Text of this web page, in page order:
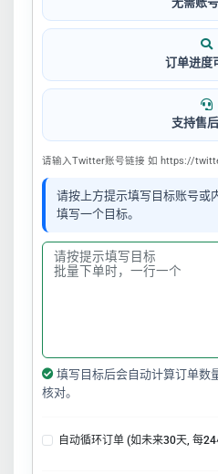
订单进度
支持售
请输入Twitter账号链接 如 https://
请按上方提示填写目标账号或
填写一个目标。
填写目标后会自动计算订单数
核对。
自动循环订单 (如未来30天, 每